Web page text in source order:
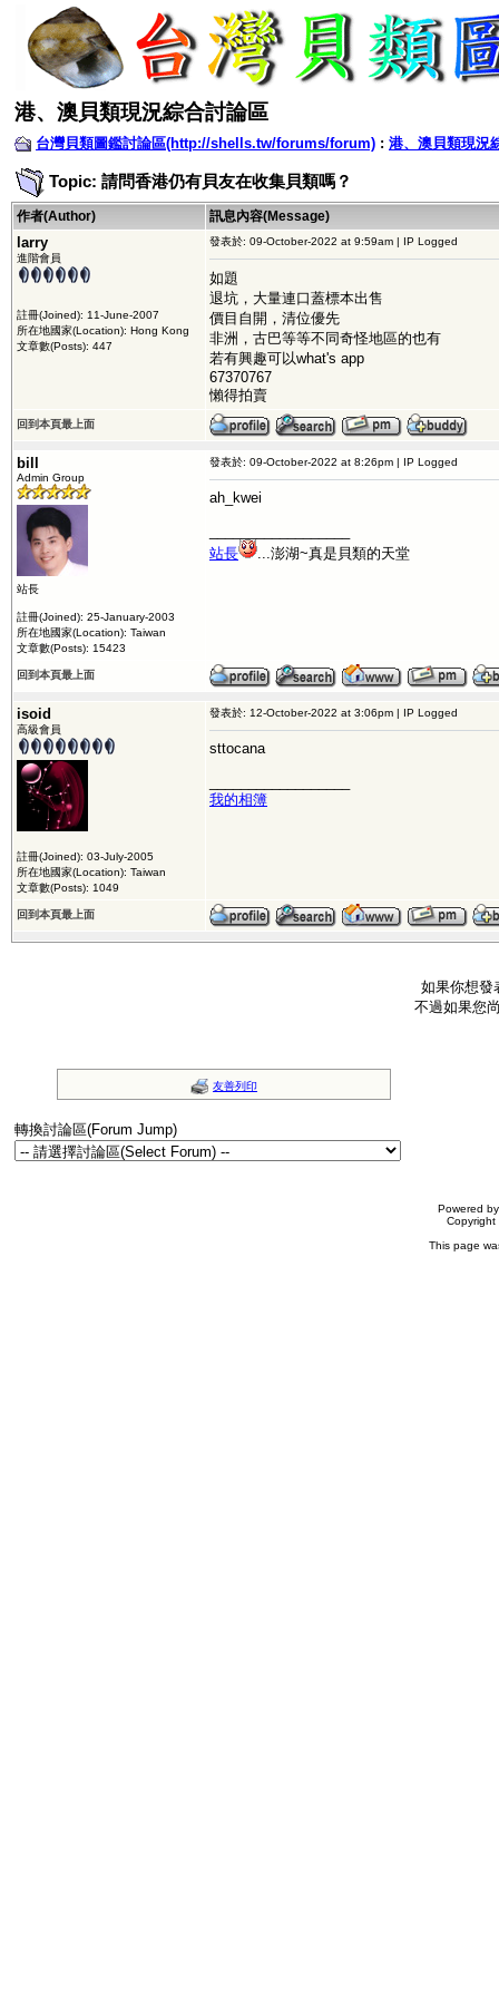
港、澳貝類現況綜合討論區
台灣貝類圖鑑討論區(http://shells.tw/forums/forum) : 港、澳貝類現況
Topic: 請問香港仍有貝友在收集貝類嗎？
作者(Author) 訊息內容(Message)
larry
進階會員
註冊(Joined): 11-June-2007
所在地國家(Location): Hong Kong
文章數(Posts): 447
發表於: 09-October-2022 at 9:59am | IP Logged
如題
退坑，大量連口蓋標本出售
價目自開，清位優先
非洲，古巴等等不同奇怪地區的也有
若有興趣可以what's app
67370767
懶得拍賣
回到本頁最上面
bill
Admin Group
站長
註冊(Joined): 25-January-2003
所在地國家(Location): Taiwan
文章數(Posts): 15423
發表於: 09-October-2022 at 8:26pm | IP Logged
ah_kwei
站長
...澎湖~真是貝類的天堂
回到本頁最上面
isoid
高級會員
註冊(Joined): 03-July-2005
所在地國家(Location): Taiwan
文章數(Posts): 1049
發表於: 12-October-2022 at 3:06pm | IP Logged
sttocana
我的相簿
回到本頁最上面
如果你想發
不過如果您
友善列印
轉換討論區(Forum Jump)
Powered
This page